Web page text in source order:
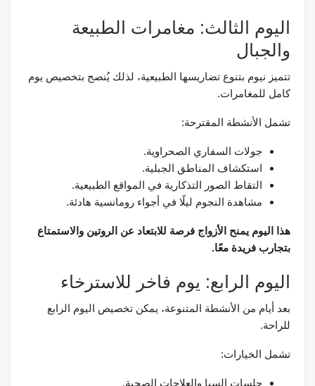
اليوم الثالث: مغامرات الطبيعة
والجبال
تتميز نيوم بتنوع تضاريسها الطبيعية، لذلك يُنصح بتخصيص يوم
كامل للمغامرات.
تشمل الأنشطة المقترحة:
جولات السفاري الصحراوية.
استكشاف المناطق الجبلية.
التقاط الصور التذكارية في المواقع الطبيعية.
مشاهدة النجوم ليلًا في أجواء رومانسية هادئة.
هذا اليوم يمنح الأزواج فرصة للابتعاد عن الروتين والاستمتاع
بتجارب فريدة معًا.
اليوم الرابع: يوم فاخر للاسترخاء
بعد أيام من الأنشطة المتنوعة، يمكن تخصيص اليوم الرابع
للراحة.
تشمل الخيارات:
جلسات السبا والعلاجات الصحية.